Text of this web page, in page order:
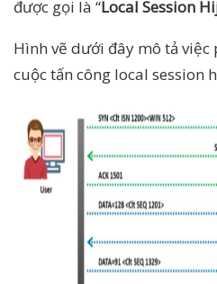
được gọi là “Local Session
Hình vẽ dưới đây mô tả
cuộc tấn công local session